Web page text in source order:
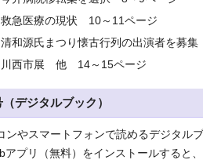
救急医療の現状 10～11ページ
清和源氏まつり懐古行列の出演者を募
川西市展 他 14～15ページ
デジタルブック）
ンやスマートフォンで読めるデジタルブ
アプリ（無料）をインストールすると